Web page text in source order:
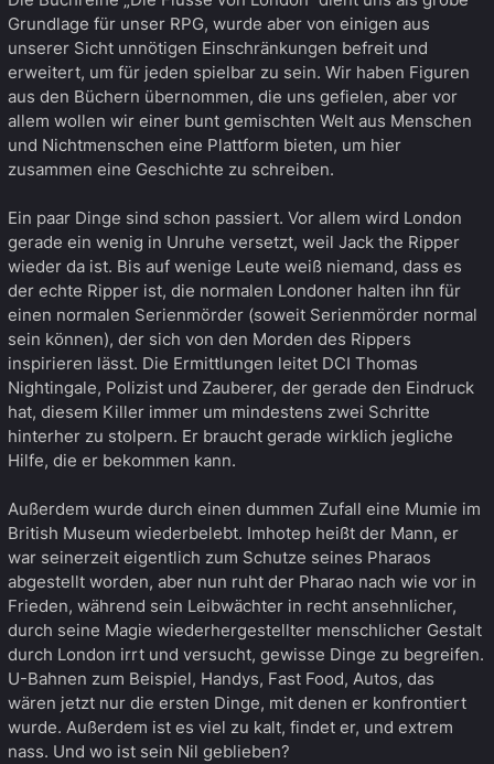
Grundlage für unser RPG, wurde aber von einigen aus
unserer Sicht unnötigen Einschränkungen befreit und
erweitert, um für jeden spielbar zu sein. Wir haben Figuren
aus den Büchern übernommen, die uns gefielen, aber vor
allem wollen wir einer bunt gemischten Welt aus Menschen
und Nichtmenschen eine Plattform bieten, um hier
zusammen eine Geschichte zu schreiben.
Ein paar Dinge sind schon passiert. Vor allem wird London
gerade ein wenig in Unruhe versetzt, weil Jack the Ripper
wieder da ist. Bis auf wenige Leute weiß niemand, dass es
der echte Ripper ist, die normalen Londoner halten ihn für
einen normalen Serienmörder (soweit Serienmörder normal
sein können), der sich von den Morden des Rippers
inspirieren lässt. Die Ermittlungen leitet DCI Thomas
Nightingale, Polizist und Zauberer, der gerade den Eindruck
hat, diesem Killer immer um mindestens zwei Schritte
hinterher zu stolpern. Er braucht gerade wirklich jegliche
Hilfe, die er bekommen kann.
Außerdem wurde durch einen dummen Zufall eine Mumie im
British Museum wiederbelebt. Imhotep heißt der Mann, er
war seinerzeit eigentlich zum Schutze seines Pharaos
abgestellt worden, aber nun ruht der Pharao nach wie vor in
Frieden, während sein Leibwächter in recht ansehnlicher,
durch seine Magie wiederhergestellter menschlicher Gestalt
durch London irrt und versucht, gewisse Dinge zu begreifen.
U-Bahnen zum Beispiel, Handys, Fast Food, Autos, das
wären jetzt nur die ersten Dinge, mit denen er konfrontiert
wurde. Außerdem ist es viel zu kalt, findet er, und extrem
nass. Und wo ist sein Nil geblieben?